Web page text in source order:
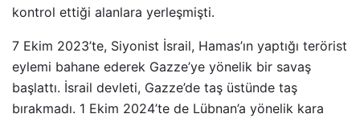
kontrol ettiği alanlara yerleşmişti.
7 Ekim 2023’te, Siyonist İsrail, Hamas’ın yaptığı terörist
eylemi bahane ederek Gazze’ye yönelik bir savaş
başlattı. İsrail devleti, Gazze’de taş üstünde taş
bırakmadı. 1 Ekim 2024’te de Lübnan’a yönelik kara